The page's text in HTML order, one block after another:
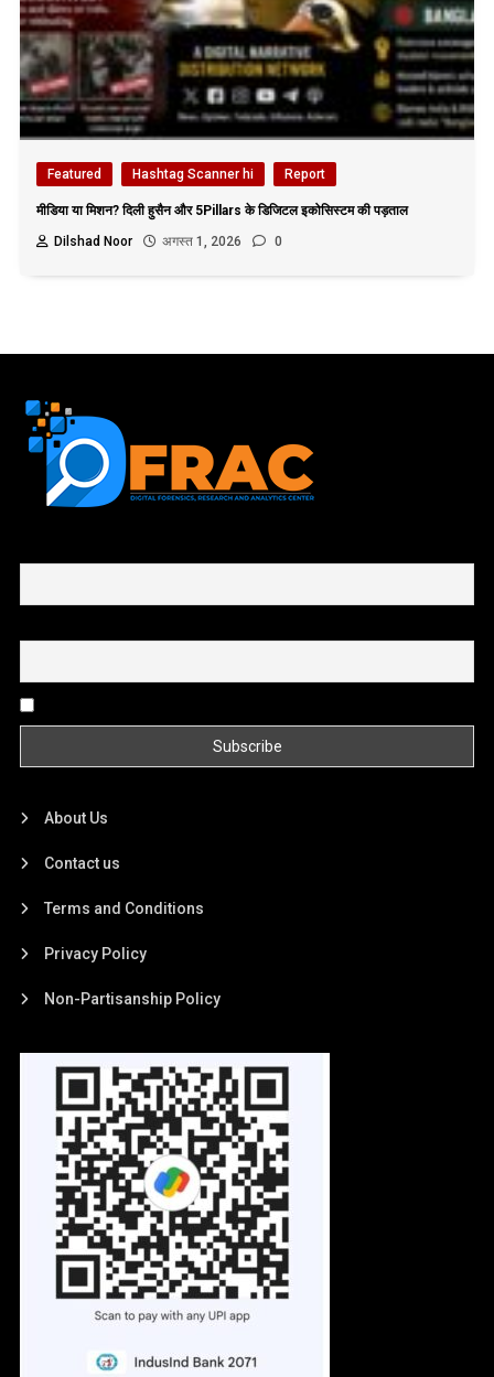
Featured Hashtag Scanner hi Report
मीडिया या मिशन? दिली हुसैन और 5Pillars के डिजिटल इकोसिस्टम की पड़ताल
Dilshad Noor
अगस्त 1, 2026 0
About Us
Contact us
Terms and Conditions
Privacy Policy
Non-Partisanship Policy